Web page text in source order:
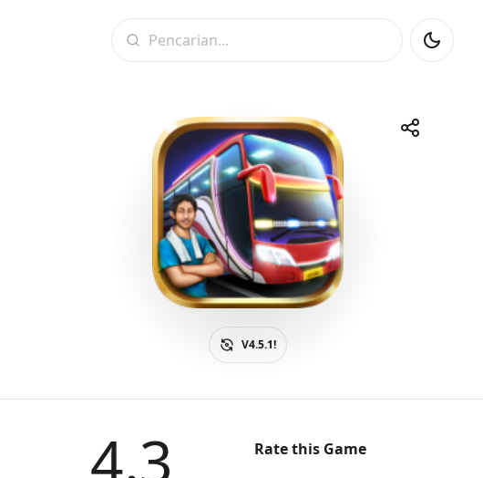
Bagikan
TelegramFacebookWhatsApp
V4.5.1!
4.3 Rate this Game